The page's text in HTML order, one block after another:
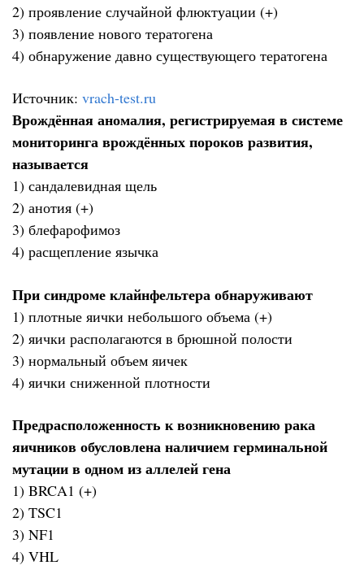
2) проявление случайной флюктуации (+)
3) появление нового тератогена
4) обнаружение давно существующего тератогена
Источник: vrach-test.ru
Врождённая аномалия, регистрируемая в системе
мониторинга врождённых пороков развития,
называется
1) сандалевидная щель
2) анотия (+)
3) блефарофимоз
4) расщепление язычка
При синдроме клайнфельтера обнаруживают
1) плотные яички небольшого объема (+)
2) яички располагаются в брюшной полости
3) нормальный объем яичек
4) яички сниженной плотности
Предрасположенность к возникновению рака
яичников обусловлена наличием герминальной
мутации в одном из аллелей гена
1) BRCA1 (+)
2) TSC1
3) NF1
4) VHL